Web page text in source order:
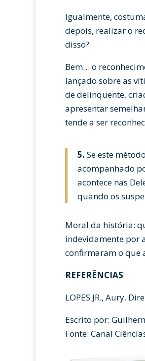
Igualmente,
depois, realizar o
disso?
Bem… o
lançado sobre as
de delinquente,
apresentar
tende a ser
5. Se este
acompanhado
acontece nas
quando os
Moral da história:
indevidamente por
confirmaram o que
REFERÊNCIAS
LOPES JR., Aury.
Escrito por:
Fonte: Canal